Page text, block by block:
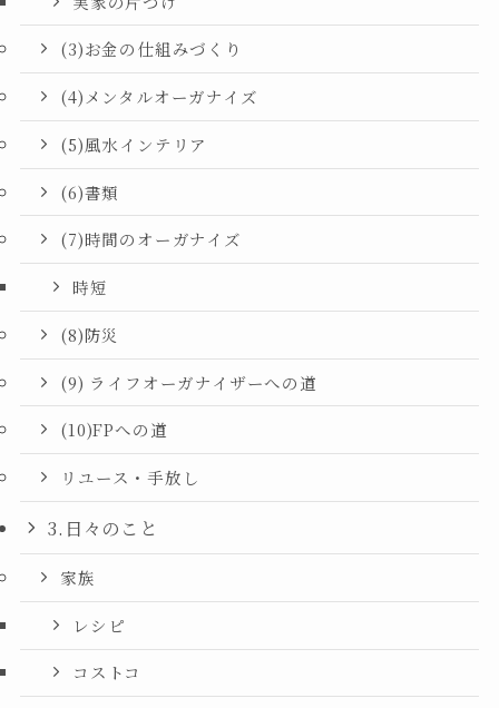
(3)お金の仕組みづくり
(4)メンタルオーガナイズ
(5)風水インテリア
(6)書類
(7)時間のオーガナイズ
時短
(8)防災
(9) ライフオーガナイザーへの道
(10)FPへの道
リユース・手放し
3.日々のこと
家族
レシピ
コストコ